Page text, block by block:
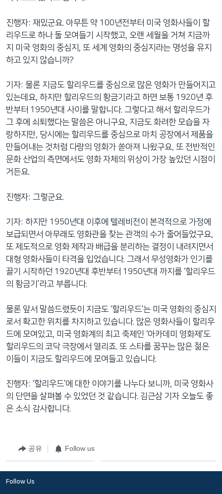
진행자: 재밌군요. 아무튼 약 100년전부터 미국 영화사들이 할
리우드로 하나 둘 모여들기 시작했고, 오랜 세월을 거쳐 지금까
지 미국 영화의 중심지, 또 세계 영화의 중심지라는 명성을 유지
하고 있지 않습니까?
기자: 물론 지금도 할리우드를 중심으로 많은 영화가 만들어지고
있는데요, 하지만 할리우드의 황금기라고 하면 보통 1920년 후
반부터 1950년대 사이를 말합니다. 그렇다고 해서 할리우드가
그 후에 쇠퇴했다는 말씀은 아니구요, 지금도 화려한 모습을 자
랑하지만, 당시에는 할리우드를 중심으로 마치 공장에서 제품을
만들어내는 것처럼 다량의 영화가 쏟아져 나왔구요, 또 전반적인
문화 산업의 측면에서도 영화 자체의 위상이 가장 높았던 시점이
거든요.
진행자: 그렇군요.
기자: 하지만 1950년대 이후에 텔레비전이 본격적으로 가정에
보급되면서 아무래도 영화관을 찾는 관객의 수가 줄어들었구요,
또 제도적으로 영화 제작과 배급을 분리하는 결정이 내려지면서
대형 영화사들이 타격을 입었습니다. 그래서 무성영화가 인기를
끌기 시작하던 1920년대 후반부터 1950년대 까지를 ‘할리우드
의 황금기’라고 부릅니다.
물론 앞서 말씀드렸듯이 지금도 ‘할리우드’는 미국 영화의 중심지
로서 확고한 위치를 차지하고 있습니다. 많은 영화사들이 할리우
드에 모여있고, 미국 영화계의 최고 축제인 ‘아카데미 영화제’도
할리우드의 코닥 극장에서 열리죠. 또 스타를 꿈꾸는 많은 젊은
이들이 지금도 할리우드에 모여들고 있습니다.
진행자: ‘할리우드’에 대한 이야기를 나누다 보니까, 미국 영화사
의 단면을 살펴볼 수 있었던 것 같습니다. 김근삼 기자 오늘도 좋
은 소식 감사합니다.
공유 Follow us
Follow Us